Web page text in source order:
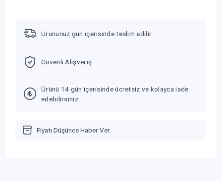
Ürününüz gün içerisinde teslim edilir
Güvenli Alışveriş
Ürünü 14 gün içerisinde ücretsiz ve kolayca iade
edebilirsiniz.
Fiyatı Düşünce Haber Ver